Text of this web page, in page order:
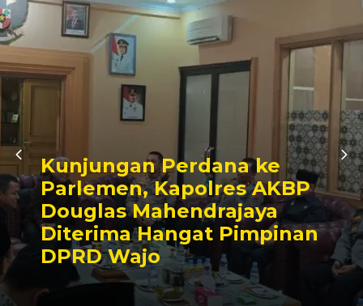
Awali Tugas sebagai
Kabagbinkar, AKBP
Taherong Tekankan
Kebersihan dan Disiplin
Demi Kepuasan Publik